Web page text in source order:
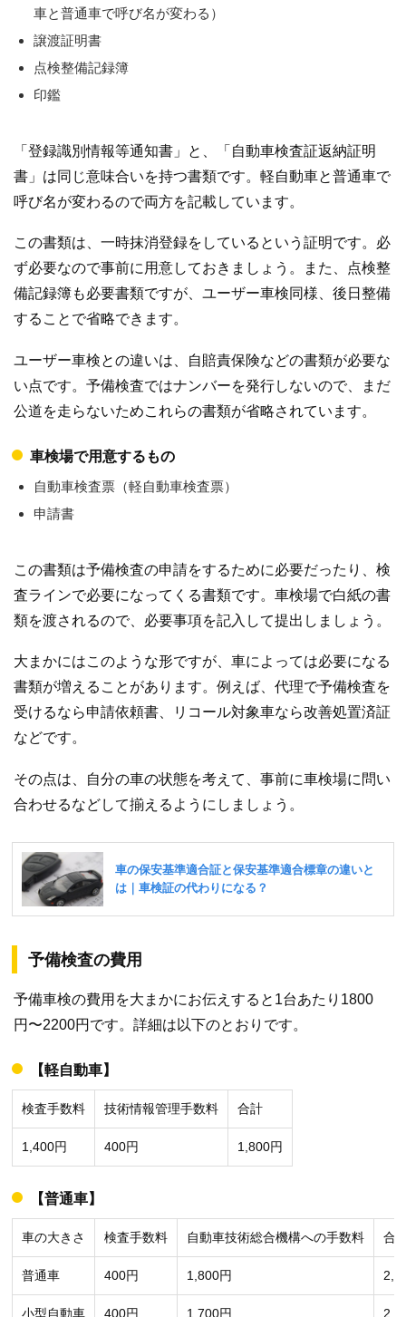
車と普通車で呼び名が変わる）
譲渡証明書
点検整備記録簿
印鑑
「登録識別情報等通知書」と、「自動車検査証返納証明
書」は同じ意味合いを持つ書類です。軽自動車と普通車で
呼び名が変わるので両方を記載しています。
この書類は、一時抹消登録をしているという証明です。必
ず必要なので事前に用意しておきましょう。また、点検整
備記録簿も必要書類ですが、ユーザー車検同様、後日整備
することで省略できます。
ユーザー車検との違いは、自賠責保険などの書類が必要な
い点です。予備検査ではナンバーを発行しないので、まだ
公道を走らないためこれらの書類が省略されています。
車検場で用意するもの
自動車検査票（軽自動車検査票）
申請書
この書類は予備検査の申請をするために必要だったり、検
査ラインで必要になってくる書類です。車検場で白紙の書
類を渡されるので、必要事項を記入して提出しましょう。
大まかにはこのような形ですが、車によっては必要になる
書類が増えることがあります。例えば、代理で予備検査を
受けるなら申請依頼書、リコール対象車なら改善処置済証
などです。
その点は、自分の車の状態を考えて、事前に車検場に問い
合わせるなどして揃えるようにしましょう。
予備検査の費用
予備車検の費用を大まかにお伝えすると1台あたり1800
円〜2200円です。詳細は以下のとおりです。
【軽自動車】
検査手数料 技術情報管理手数料 合計
1,400円 400円 1,800円
【普通車】
車の大きさ 検査手数料 自動車技術総合機構への手数料 合
普通車 400円 1,800円
小型自動車 400円 1,700円